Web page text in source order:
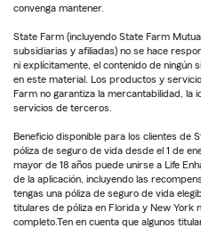
convenga mantener.
State Farm (incluyendo State Farm
subsidiarias y afiliadas) no se hace
ni explícitamente, el contenido de ningún
en este material. Los productos y
Farm no garantiza la mercantabilidad, la
servicios de terceros.
Beneficio disponible para los clientes de
póliza de seguro de vida desde el 1 de
mayor de 18 años puede unirse a Life
de la aplicación, incluyendo las
tengas una póliza de seguro de vida
titulares de póliza en Florida y New York
completo.Ten en cuenta que algunos